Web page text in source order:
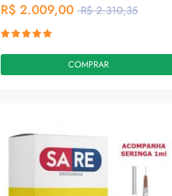
R$ 2.009,00 R$ 2.310,35
COMPRAR